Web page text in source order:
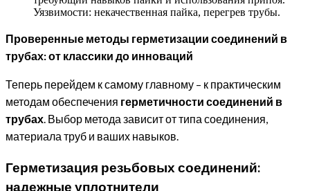
Уязвимости: некачественная пайка, перегрев трубы.
Проверенные методы герметизации соединений в
трубах: от классики до инноваций
Теперь перейдем к самому главному – к практическим
методам обеспечения герметичности соединений в
трубах. Выбор метода зависит от типа соединения,
материала труб и ваших навыков.
Герметизация резьбовых соединений:
надежные уплотнители